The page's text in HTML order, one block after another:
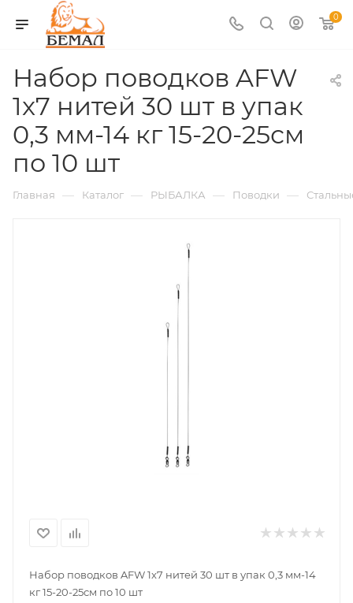
0
Набор поводков AFW
1x7 нитей 30 шт в упак
0,3 мм-14 кг 15-20-25см
по 10 шт
Главная — Каталог — РЫБАЛКА — Поводки —
Набор поводков AFW 1x7 нитей 30 шт в упак 0,3 мм-14
кг 15-20-25см по 10 шт